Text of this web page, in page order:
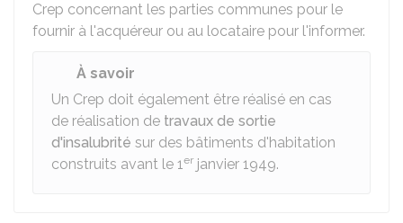
Crep concernant les parties communes pour le
fournir à l'acquéreur ou au locataire pour l'informer.
À savoir
Un Crep doit également être réalisé en cas
de réalisation de travaux de sortie
d'insalubrité sur des bâtiments d'habitation
construits avant le 1er janvier 1949.